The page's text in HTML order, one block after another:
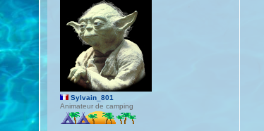
e
r
C
a
r
a
m
a
t
i
c
3
4
Sylvain_801
Animateur de camping